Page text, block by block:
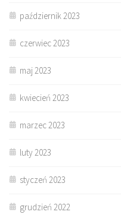
październik 2023
czerwiec 2023
maj 2023
kwiecień 2023
marzec 2023
luty 2023
styczeń 2023
grudzień 2022